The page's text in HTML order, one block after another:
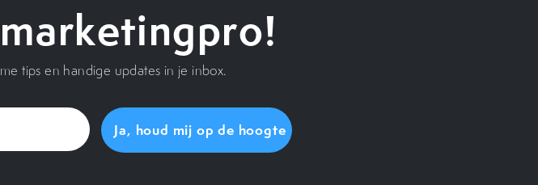
tips en handige updates in je inbox.